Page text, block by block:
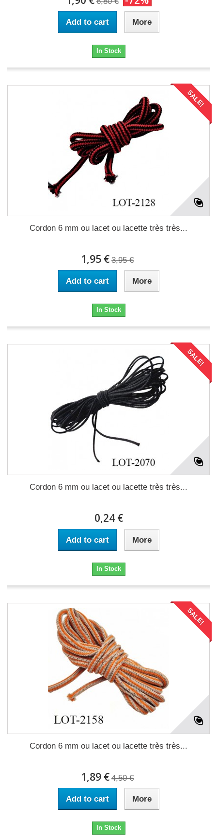
Add to cart More
In Stock
SALE!
Cordon 6 mm ou lacet ou lacette très très...
1,95 € 3,95 €
Add to cart More
In Stock
SALE!
Cordon 6 mm ou lacet ou lacette très très...
0,24 €
Add to cart More
In Stock
SALE!
Cordon 6 mm ou lacet ou lacette très très...
1,89 € 4,50 €
Add to cart More
In Stock